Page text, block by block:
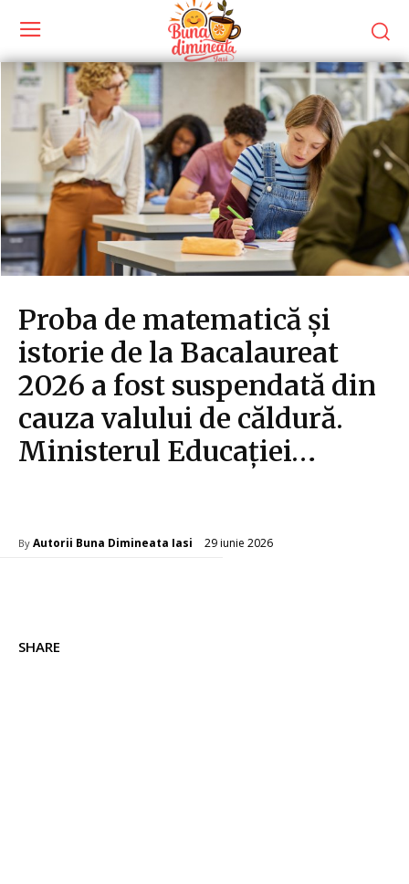
Proba de matematică și
istorie de la Bacalaureat
2026 a fost suspendată din
cauza valului de căldură.
Ministerul Educației…
By Autorii Buna Dimineata Iasi 29 iunie 2026
SHARE